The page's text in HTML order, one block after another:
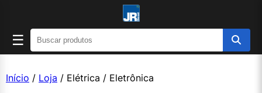
☰
Início / Loja / Elétrica / Eletrônica